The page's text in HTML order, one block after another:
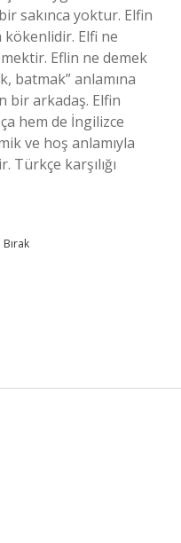
sakınca yoktur. Elfin
kökenlidir. Elfi ne
Eflin ne demek
batmak” anlamına
bir arkadaş. Elfin
hem de İngilizce
ve hoş anlamıyla
karşılığı